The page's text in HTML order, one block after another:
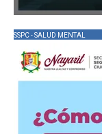
SSPC - SALUD MENTAL